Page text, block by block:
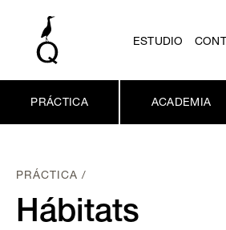
ESTUDIO
PRÁCTICA ACADEMIA
PRÁCTICA /
Hábitats